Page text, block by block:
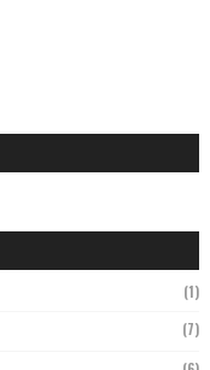
(1)
(7)